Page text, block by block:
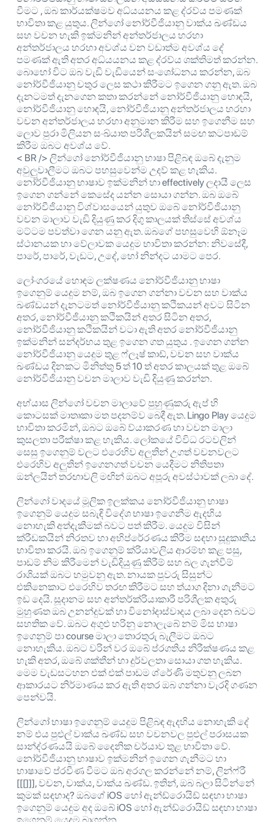
වීමට , ඔබ කාර්යක්ෂමව අධ්යයනය කළ ද්රව්ය පමණක්
භාවිතා කළ යුතුය. ලින්ගෝ නෝර්වීජියානු වාක්ය ඛණ්ඩය
සහ වචන හැකි ඉක්මනින් අන්තර්ජාලය හරහා
අන්තර්ජාලය හරහා අවශ්ය වන වඩාත්ම අවශ්ය දේ
පමණක් ඇති අතර අධ්යයනය කළ ද්රව්ය ශක්තිමත් කරන්න.
බොහෝ විට ඔබ වැඩි වැඩියෙන් සංශෝධනය කරන්න, ඔබ
නෝර්වීජියානු චතුර ලෙස කථා කිරීමට ඉගෙන ගනු ඇත. ඔබ
දැනටමත් දැනගෙන කතා කරන්නේ නෝර්වීජියානු හොඳයි,
නෝර්වීජියානු හොඳයි, නෝර්වීජියානු අන්තර්ජාලය හරහා
වචන අන්තර්ජාලය හරහා අනුමාන කිරීම සහ ඉගෙනීම සහ
ලොව පුරා මිලියන සංඛ්යාත පරිශීලකයින් සමඟ කටපාඩම්
කිරීම ඔබට අවශ්ය වේ.
< BR /> ලින්ගෝ නෝර්වීජියානු භාෂා පිළිබඳ ඔබේ දැනුම
අවුලුවාලීමට ඔබට පහසුවෙන්ම උදව් කළ හැකිය.
නෝර්වීජියානු භාෂාව ඉක්මනින් හා effectively ලදායී ලෙස
ඉගෙන ගන්නේ කෙසේද යන්න සොයා ගන්න. ඔබ ඔබේ
නෝර්වීජියානු විශ්වාසයෙන් යුතුව ඔබේ නෝර්වීජියානු
වචන මාලාව වැඩි දියුණු කර දිගු කාලයක් තිස්සේ අවශ්ය
මට්ටම පවත්වා ගෙන යනු ඇත. ඔබගේ පහසුවෙහි ඕනෑම
ස්ථානයක හා වේලාවක යෙදුම භාවිතා කරන්න: නිවසේදී,
පාරේ, පාරේ, වැඩට, උදේ, හෝ නින්දට යාමට පෙර.
ලෝංගරයේ හොඳම ලක්ෂණය නෝර්වීජියානු භාෂා
ඉගෙනුම් යෙදුම නම්, ඔබ ඉගෙන ගන්නා වචන සහ වාක්ය
ඛණ්ඩයන් දැනටමත් නෝර්වීජියානු කථිකයන් අවට සිටින
අතර, නෝර්වීජියානු කථිකයින් අතර සිටින අතර,
නෝර්වීජියානු කථිකයින් වටා ඇති අතර නෝර්වීජියානු
ඉක්මනින් සන්දර්භය තුළ ඉගෙන ගත යුතුය . ඉගෙන ගන්න
නෝර්වීජියානු යෙදුම තුළ ෆ්ලෑෂ් කාඩ්, වචන සහ වාක්ය
ඛණ්ඩය දිනකට මිනිත්තු 5 ත් 10 ත් අතර කාලයක් තුළ ඔබේ
නෝර්වීජියානු වචන මාලාව වැඩි දියුණු කරන්න.
අභ්යාස ලින්ගෝ වචන මාලාවේ පුහුණුකරු ඇප් හි
කොටසක් මාතෘකා මත පදනම්ව බෙදී ඇත. Lingo Play යෙදුම
භාවිතා කරමින්, ඔබට ඔබේ ව්යාකරණ හා වචන මාලා
කුසලතා පරීක්ෂා කළ හැකිය. ලෝකයේ විවිධ රටවලින්
සෙසු ඉගෙනුම් වලට එරෙහිව අලුතින් උගත් වචනවලට
එරෙහිව අලුතින් ඉගෙනගත් වචන යෙදීමට නිතිපතා
ඔන්ලයින් තරඟාවලි මඟින් ඔබට අපූරු අවස්ථාවක් ලබා දේ.
ලින්ගෝ වාදයේ මූලික ඉලක්කය නෝර්වීජියානු භාෂා
ඉගෙනුම් යෙදුම සබැඳි විදේශ භාෂා ඉගෙනීම ඇදහිය
නොහැකි අත්දැකීමක් බවට පත් කිරීම. යෙදුම විසින්
ක්රීඩකයින් නිරතව හා අභිප්රේරණය කිරීම සඳහා සූදුකෘතිය
භාවිතා කරයි. ඔබ ඉගෙනුම් ක්රියාවලිය ආරම්භ කළ පසු,
පාඩම් නිම කිරීමෙන් වැඩිදියුණු කිරීම් සහ බල ගැන්වීම්
රාශියක් ඔබට හමුවනු ඇත. නායක පුවරු සිසුන්ට
එකිනෙකාට එරෙහිව තරඟ කිරීමට සහ ත්යාග දිනා ගැනීමට
ඉඩ දෙයි. සූදානම සහ අන්තර්ක්රියාකාරී පරිශීලක අතුරු
මුහුණත ඔබ උනන්දුවක් හා විනෝදාස්වාදය ලබා දෙන බවට
සහතික වේ. ඔබට අගුළු හරිනු නොලැබේ නම් මිස භාෂා
ඉගෙනුම් පා course මාලා තොරතුරු බැලීමට ඔබට
නොහැකිය. ඔබට වරින් වර ඔබේ ප්රගතිය නිරීක්ෂණය කළ
හැකි අතර, ඔබේ ශක්තීන් හා දුර්වලතා සොයා ගත හැකිය.
මෙම වැඩසටහන එක් එක් පාඩම ශ්රේණි මතුවනු ලබන
ආකාරයට නිර්මාණය කර ඇති අතර ඔබ ගන්නා වැරදි ගණන
පෙන්වයි.
ලින්ගෝ භාෂා ඉගෙනුම් යෙදුම පිළිබඳ ඇදහිය නොහැකි දේ
නම් එය පුළුල් වාක්ය ඛණ්ඩ සහ වචනවල පුළුල් පරාසයක
සාන්ද්රණයයි ඔබේ දෛනික චර්යාව තුළ භාවිතා වේ.
නෝර්වීජියානු භාෂාව ඉක්මනින් ඉගෙන ගැනීමට හා
භාෂාවේ ප්රවීණ වීමට ඔබ අරගල කරන්නේ නම්, ලින්ෆ්රී
[[[]]], වචන, වාක්ය, වාක්ය ඛණ්ඩ. ඉතින්, ඔබ බලා සිටින්නේ
කුමක් සඳහාද? ඔබගේ iOS හෝ ඇන්ඩ්රොයිඩ් සඳහා භාෂා
ඉගෙනුම් යෙදුම අද ඔබේ iOS හෝ ඇන්ඩ්රොයිඩ් සඳහා භාෂා